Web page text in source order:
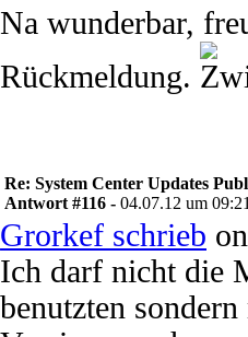
Na wunderbar,
Rückmeldung.
Re: System Center Updates
Antwort #116 - 04.07.12 um
Grorkef schrieb
Ich darf nicht die
benutzten